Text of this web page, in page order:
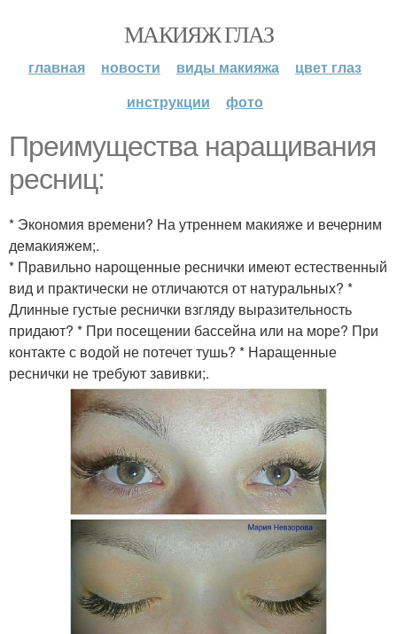
МАКИЯЖ ГЛАЗ
главная новости виды макияжа
цвет глаз
инструкции
фото
Преимущества наращивания
ресниц:
* Экономия времени? На утреннем макияже и вечерним
демакияжем;.
* Правильно нарощенные реснички имеют естественный
вид и практически не отличаются от натуральных? *
Длинные густые реснички взгляду выразительность
придают? * При посещении бассейна или на море? При
контакте с водой не потечет тушь? * Наращенные
реснички не требуют завивки;.